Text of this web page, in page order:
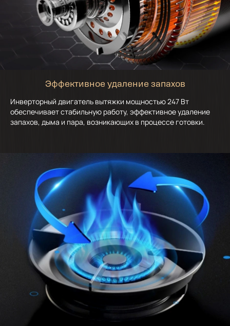
Эффективное удаление запахов
Инверторный двигатель вытяжки мощностью 247 Вт
обеспечивает стабильную работу, эффективное удаление
запахов, дыма и пара, возникающих в процессе готовки.